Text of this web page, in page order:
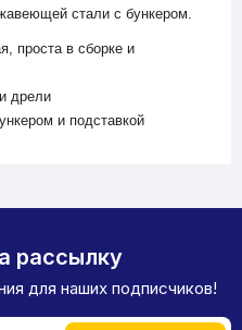
стали с бункером.
проста в сборке и
дрели
и подставкой
рассылку
для наших подписчиков!